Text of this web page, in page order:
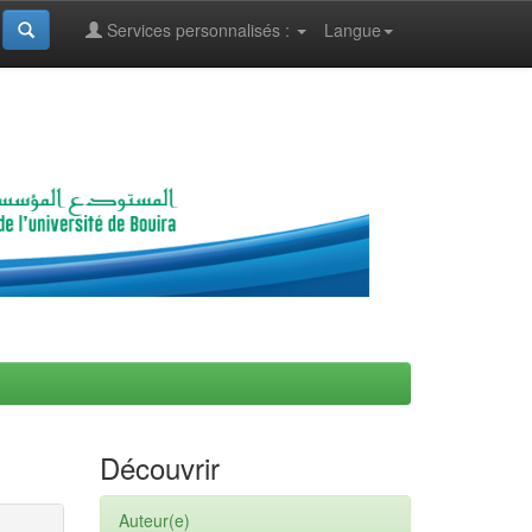
Langue
Services personnalisés :
Découvrir
Auteur(e)